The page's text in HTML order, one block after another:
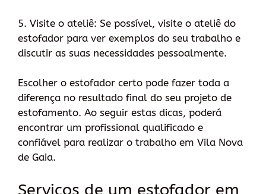
5. Visite o ateliê: Se possível, visite o ateliê do
estofador para ver exemplos do seu trabalho e
discutir as suas necessidades pessoalmente.
Escolher o estofador certo pode fazer toda a
diferença no resultado final do seu projeto de
estofamento. Ao seguir estas dicas, poderá
encontrar um profissional qualificado e
confiável para realizar o trabalho em Vila Nova
de Gaia.
Serviços de um estofador em